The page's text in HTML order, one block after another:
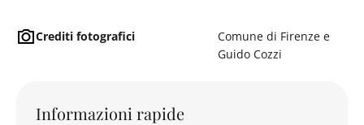
Crediti fotografici
Comune di Firenze e
Guido Cozzi
Informazioni rapide